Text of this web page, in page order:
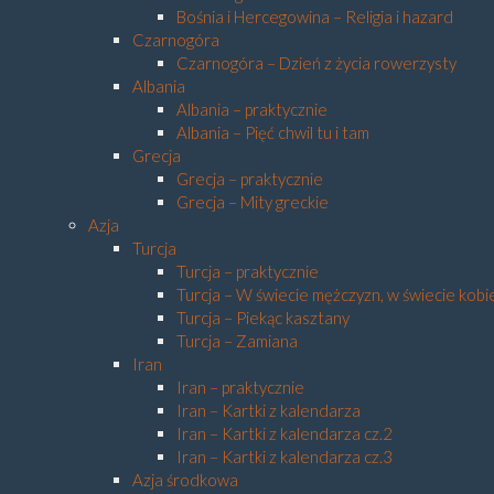
Bośnia i Hercegowina – Religia i hazard
Czarnogóra
Czarnogóra – Dzień z życia rowerzysty
Albania
Albania – praktycznie
Albania – Pięć chwil tu i tam
Grecja
Grecja – praktycznie
Grecja – Mity greckie
Azja
Turcja
Turcja – praktycznie
Turcja – W świecie mężczyzn, w świecie
Turcja – Piekąc kasztany
Turcja – Zamiana
Iran
Iran – praktycznie
Iran – Kartki z kalendarza
Iran – Kartki z kalendarza cz.2
Iran – Kartki z kalendarza cz.3
Azja środkowa